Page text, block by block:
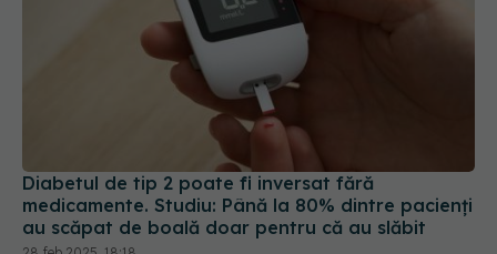
Diabetul de tip 2 poate fi inversat fără
medicamente. Studiu: Până la 80% dintre pacienți
au scăpat de boală doar pentru că au slăbit
28 feb 2025, 18:18